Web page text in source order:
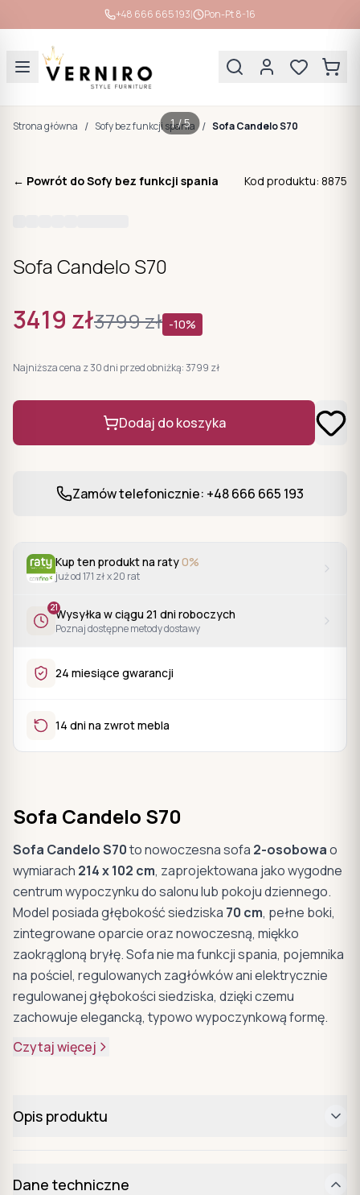
+48 666 665 193| Pon-Pt 8-16
Strona główna / Sofy bez funkcji spania / Sofa Candelo S70
1/5
← Powrót doSofy bez funkcji spania Kod produktu: 8875
Sofa Candelo S70
3419 zł3799zł -10%
Najniższa cena z 30 dni przed obniżką:3799 zł
Dodaj do koszyka
Zamów telefonicznie: +48 666 665 193
Kup ten produkt na raty0%
już od 171 zł x 20 rat
21Wysyłka w ciągu 21 dni roboczych
Poznaj dostępne metody dostawy
24 miesiące gwarancji
14 dni na zwrot mebla
Sofa Candelo S70
Sofa Candelo S70to nowoczesna sofa 2-osobowao
wymiarach 214 x 102 cm, zaprojektowana jako wygodne
centrum wypoczynku do salonu lub pokoju dziennego.
Model posiada głębokość siedziska 70 cm, pełne boki,
zintegrowane oparcie oraz nowoczesną, miękko
zaokrągloną bryłę. Sofa nie ma funkcji spania, pojemnika
na pościel, regulowanych zagłówków ani elektrycznie
regulowanej głębokości siedziska, dzięki czemu
zachowuje elegancką, typowo wypoczynkową formę.
Czytaj więcej
Opis produktu
Dane techniczne